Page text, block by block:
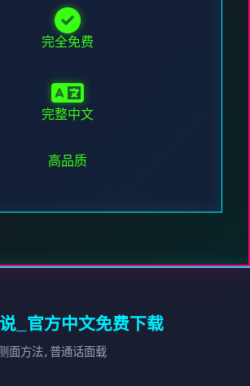
完全免费
完整中文
高品质
_官方中文免费下载
面方法,普通话面载